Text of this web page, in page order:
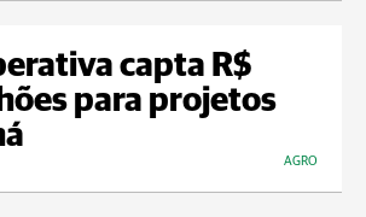
capta R$
para projetos
AGRO